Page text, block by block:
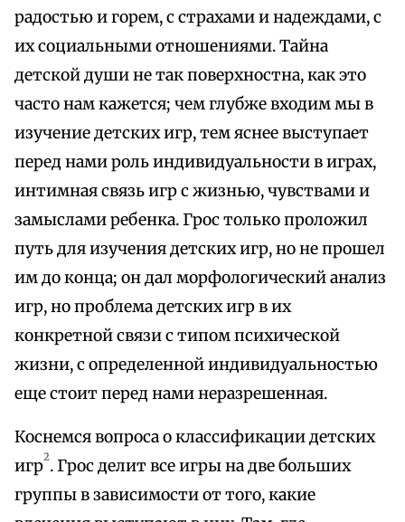
радостью и горем, с страхами и надеждами, с
их социальными отношениями. Тайна
детской души не так поверхностна, как это
часто нам кажется; чем глубже входим мы в
изучение детских игр, тем яснее выступает
перед нами роль индивидуальности в играх,
интимная связь игр с жизнью, чувствами и
замыслами ребенка. Грос только проложил
путь для изучения детских игр, но не прошел
им до конца; он дал морфологический анализ
игр, но проблема детских игр в их
конкретной связи с типом психической
жизни, с определенной индивидуальностью
еще стоит перед нами неразрешенная.
Коснемся вопроса о классификации детских
игр2. Грос делит все игры на две больших
группы в зависимости от того, какие